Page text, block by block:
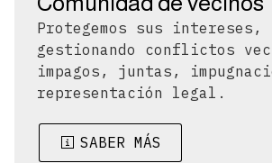
Protegemos sus intereses,
gestionando conflictos
impagos, juntas,
representación legal.
SABER MÁS